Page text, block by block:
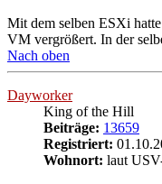
Mit dem selben ESXi
VM vergrößert. In der
Nach oben
Dayworker
King of the Hill
Beiträge: 13659
Registriert:
Wohnort: laut